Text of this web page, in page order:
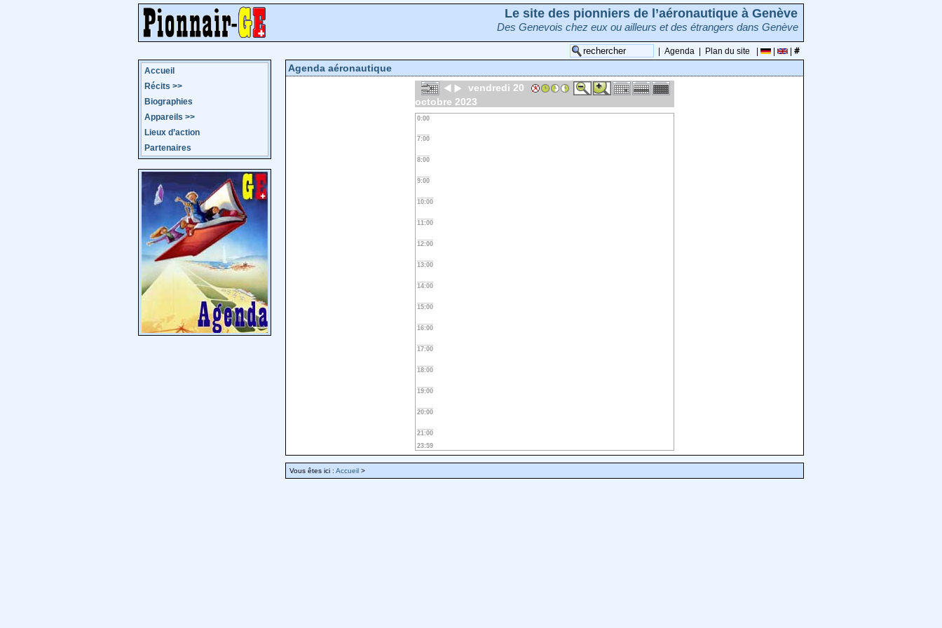
Le site des pionniers de l’aéronautique à Genève
Des Genevois chez eux ou ailleurs et des étrangers dans Genève
Agenda Plan du site
Accueil
Récits >>
Biographies
Appareils >>
Lieux d’action
Partenaires
Agenda aéronautique
vendredi 20
octobre 2023
0:00
7:00
8:00
9:00
10:00
11:00
12:00
13:00
14:00
15:00
16:00
17:00
18:00
19:00
20:00
21:00
23:59
Vous êtes ici : Accueil >